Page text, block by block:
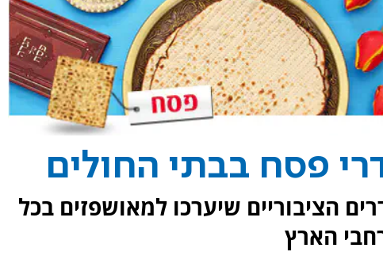
פסח בבתי החולים
הציבוריים שיערכו למאושפזים בכל
הארץ